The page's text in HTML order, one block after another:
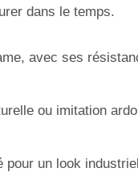
dans le temps.
avec ses
ou imitation
pour un look